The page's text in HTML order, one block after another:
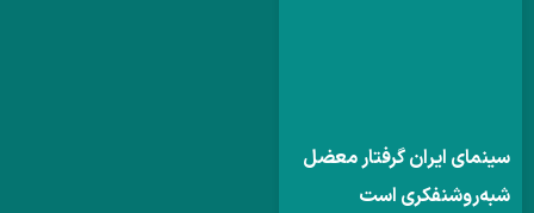
سینمای ایران گرفتار معضل
شبه‌روشنفکری است